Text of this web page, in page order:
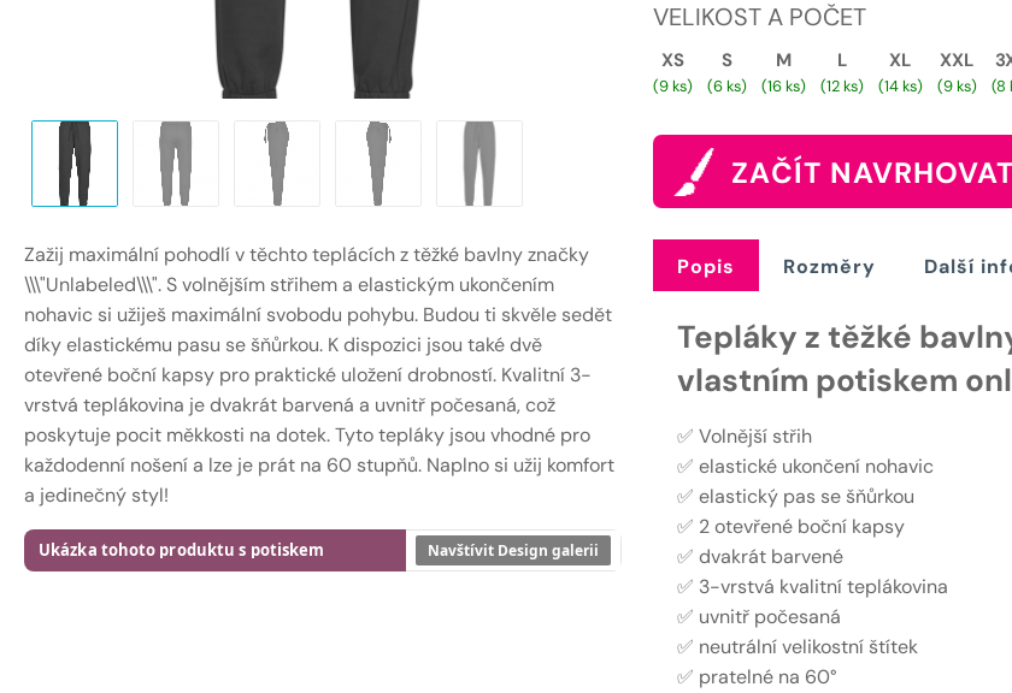
Zažij maximální pohodlí v těchto teplácích z těžké bavlny značky
\\\"Unlabeled\\\". S volnějším střihem a elastickým ukončením
nohavic si užiješ maximální svobodu pohybu. Budou ti skvěle sedět
díky elastickému pasu se šňůrkou. K dispozici jsou také dvě
otevřené boční kapsy pro praktické uložení drobností. Kvalitní 3-
vrstvá teplákovina je dvakrát barvená a uvnitř počesaná, což
poskytuje pocit měkkosti na dotek. Tyto tepláky jsou vhodné pro
každodenní nošení a lze je prát na 60 stupňů. Naplno si užij komfort
a jedinečný styl!
Ukázka tohoto produktu s potiskem Navštívit Design galerii
VELIKOST A POČET
XS
(9 ks)
S
(6 ks)
M
(16 ks)
L
(12 ks)
XL
(14 ks)
XXL
(9 ks) (8
ZAČÍT NAVRHOVAT
Popis Rozměry Další
Tepláky z těžké
vlastním potiskem
✅ Volnější střih
✅ elastické ukončení nohavic
✅ elastický pas se šňůrkou
✅ 2 otevřené boční kapsy
✅ dvakrát barvené
✅ 3-vrstvá kvalitní teplákovina
✅ uvnitř počesaná
✅ neutrální velikostní štítek
✅ pratelné na 60°